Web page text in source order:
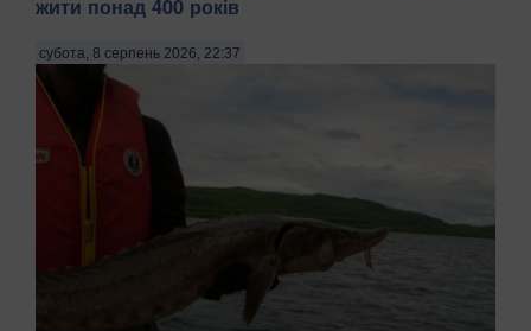
жити понад 400 років
субота, 8 серпень 2026, 22:37